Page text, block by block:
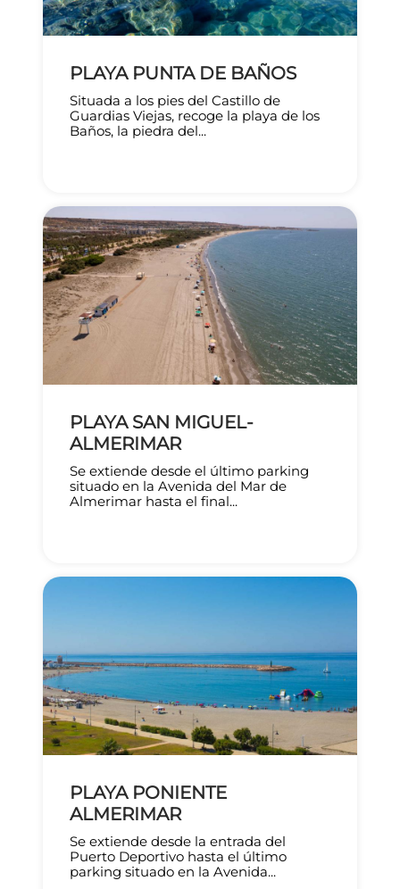
PLAYA PUNTA DE BAÑOS
Situada a los pies del Castillo de
Guardias Viejas, recoge la playa de los
Baños, la piedra del...
PLAYA SAN MIGUEL-
ALMERIMAR
Se extiende desde el último parking
situado en la Avenida del Mar de
Almerimar hasta el final...
PLAYA PONIENTE
ALMERIMAR
Se extiende desde la entrada del
Puerto Deportivo hasta el último
parking situado en la Avenida...